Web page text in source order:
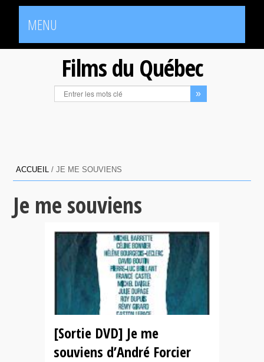
MENU
Films du Québec
ACCUEIL /JE ME SOUVIENS
Je me souviens
[Sortie DVD] Je me
souviens d’André Forcier